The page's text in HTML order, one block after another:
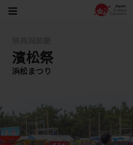
濱松祭
浜松まつり